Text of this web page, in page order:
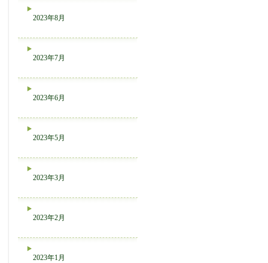
2023年8月
2023年7月
2023年6月
2023年5月
2023年3月
2023年2月
2023年1月